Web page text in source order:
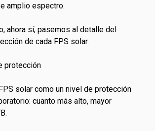
amplio espectro.
ahora sí, pasemos al detalle del
de cada FPS solar.
protección
solar como un nivel de protección
cuanto más alto, mayor